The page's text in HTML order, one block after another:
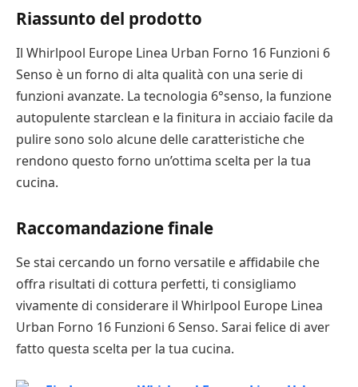
Riassunto del prodotto
Il Whirlpool Europe Linea Urban Forno 16 Funzioni 6
Senso è un forno di alta qualità con una serie di
funzioni avanzate. La tecnologia 6°senso, la funzione
autopulente starclean e la finitura in acciaio facile da
pulire sono solo alcune delle caratteristiche che
rendono questo forno un’ottima scelta per la tua
cucina.
Raccomandazione finale
Se stai cercando un forno versatile e affidabile che
offra risultati di cottura perfetti, ti consigliamo
vivamente di considerare il Whirlpool Europe Linea
Urban Forno 16 Funzioni 6 Senso. Sarai felice di aver
fatto questa scelta per la tua cucina.